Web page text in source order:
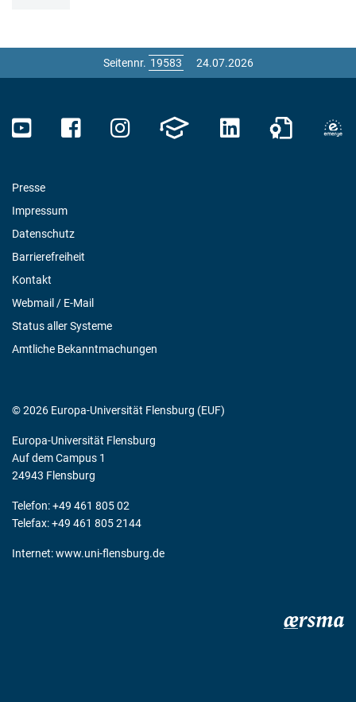
Seitennr. 24.07.2026
Presse
Impressum
Datenschutz
Barrierefreiheit
Kontakt
Webmail / E-Mail
Status aller Systeme
Amtliche Bekanntmachungen
© 2026 Europa-Universität Flensburg (EUF)
Europa-Universität Flensburg
Auf dem Campus 1
24943 Flensburg
Telefon: +49 461 805 02
Telefax: +49 461 805 2144
Internet:www.uni-flensburg.de